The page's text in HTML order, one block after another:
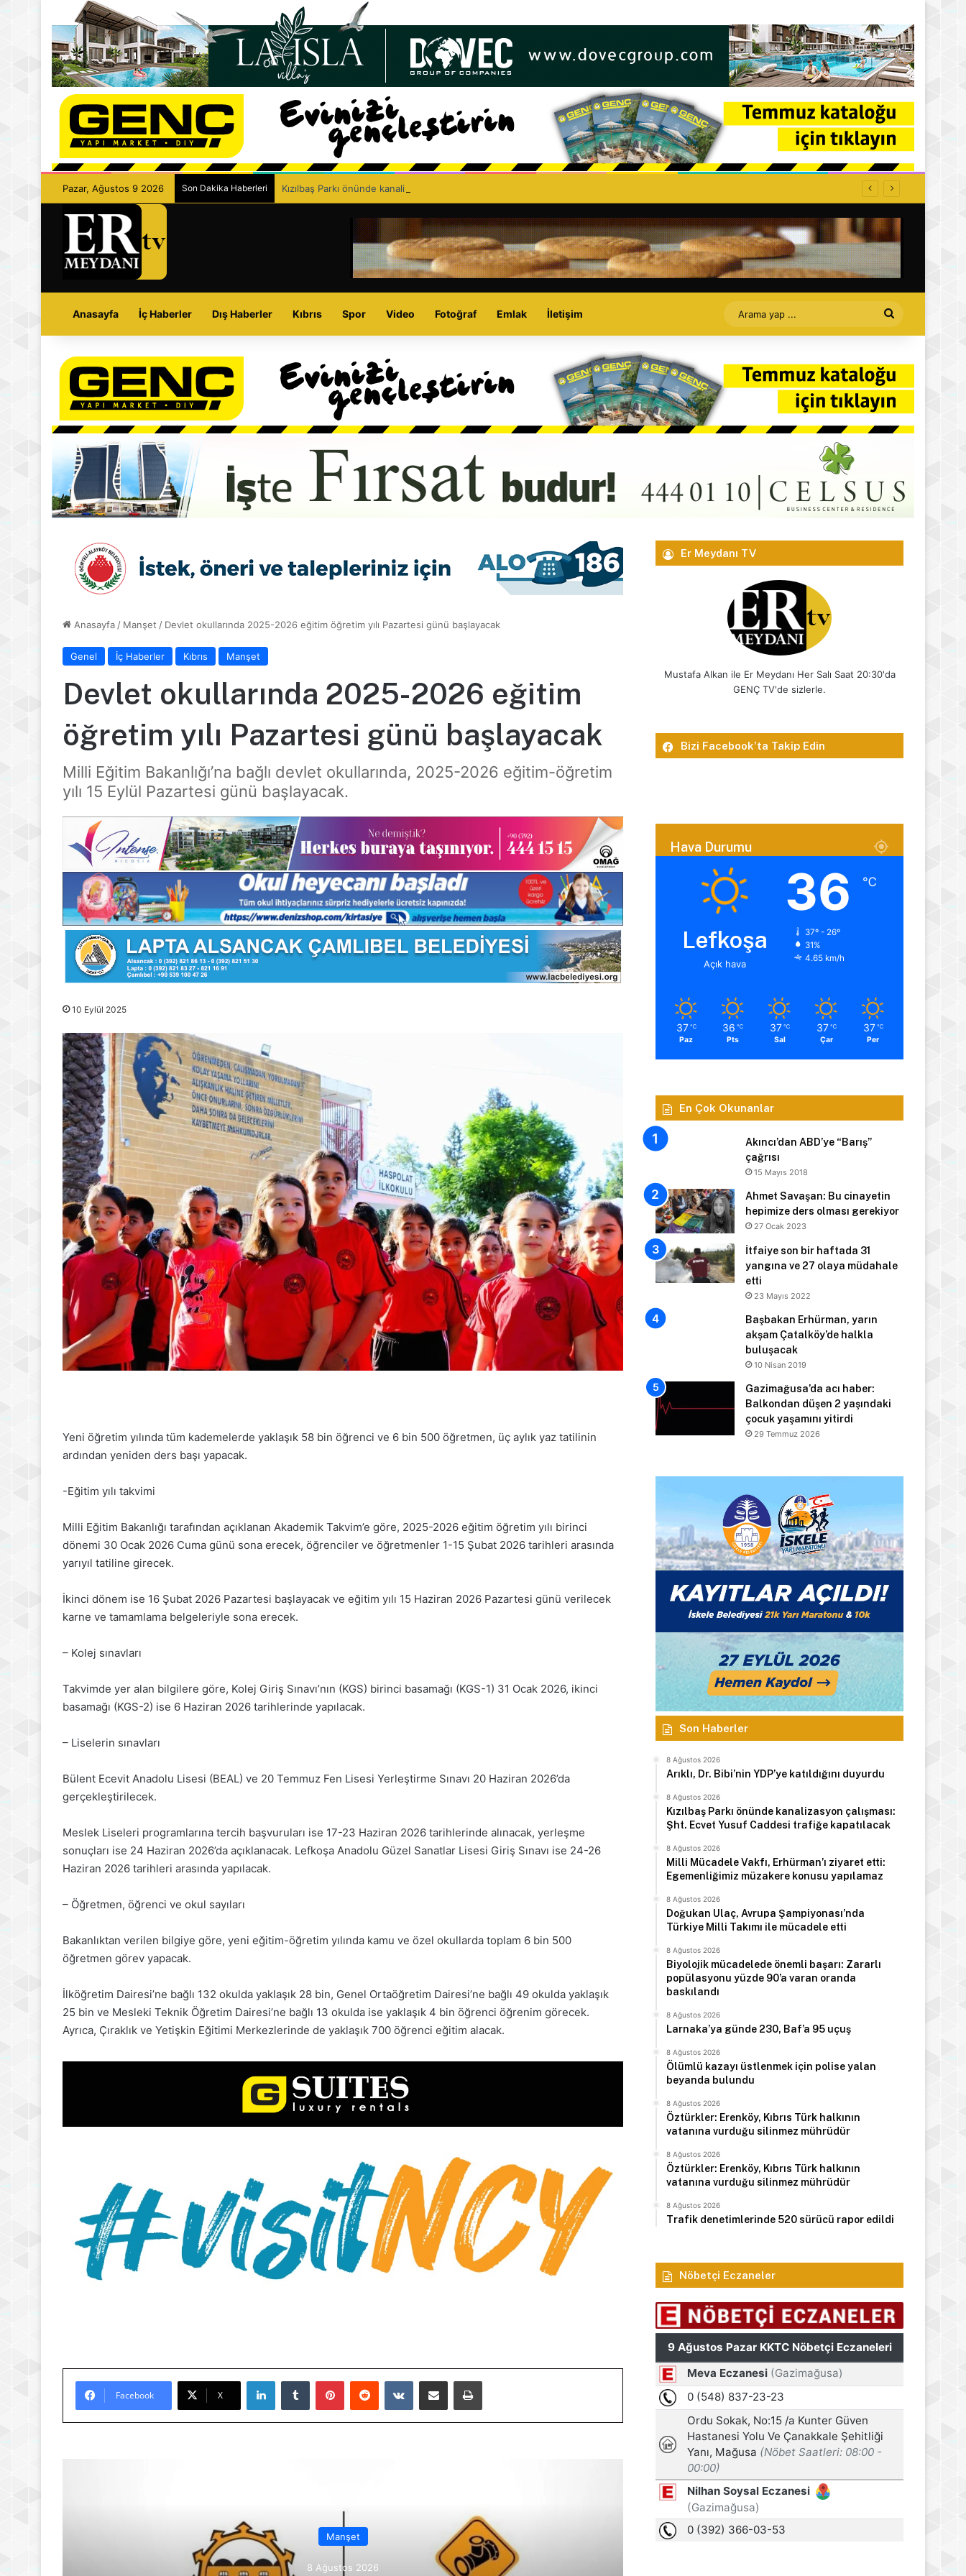
Pazar, Ağustos 9 2026 Son Dakika Haberleri Kızılbaş Parkı önünde kanalizasyon çalışması: Şht. Ecvet Yusuf Caddesi trafiğe kapatılacak
Anasayfa İç Haberler Dış Haberler Kıbrıs Spor Video Fotoğraf Emlak İletişim
Arama
yap
...
Anasayfa / Manşet / Devlet okullarında 2025-2026 eğitim öğretim yılı Pazartesi günü başlayacak
Genel İç Haberler Kıbrıs Manşet
Devlet okullarında 2025-2026 eğitim
öğretim yılı Pazartesi günü başlayacak
Milli Eğitim Bakanlığı’na bağlı devlet okullarında, 2025-2026 eğitim-öğretim
yılı 15 Eylül Pazartesi günü başlayacak.
10 Eylül 2025
Yeni öğretim yılında tüm kademelerde yaklaşık 58 bin öğrenci ve 6 bin 500 öğretmen, üç aylık yaz tatilinin
ardından yeniden ders başı yapacak.
-Eğitim yılı takvimi
Milli Eğitim Bakanlığı tarafından açıklanan Akademik Takvim’e göre, 2025-2026 eğitim öğretim yılı birinci
dönemi 30 Ocak 2026 Cuma günü sona erecek, öğrenciler ve öğretmenler 1-15 Şubat 2026 tarihleri arasında
yarıyıl tatiline girecek.
İkinci dönem ise 16 Şubat 2026 Pazartesi başlayacak ve eğitim yılı 15 Haziran 2026 Pazartesi günü verilecek
karne ve tamamlama belgeleriyle sona erecek.
– Kolej sınavları
Takvimde yer alan bilgilere göre, Kolej Giriş Sınavı’nın (KGS) birinci basamağı (KGS-1) 31 Ocak 2026, ikinci
basamağı (KGS-2) ise 6 Haziran 2026 tarihlerinde yapılacak.
– Liselerin sınavları
Bülent Ecevit Anadolu Lisesi (BEAL) ve 20 Temmuz Fen Lisesi Yerleştirme Sınavı 20 Haziran 2026’da
gerçekleştirilecek.
Meslek Liseleri programlarına tercih başvuruları ise 17-23 Haziran 2026 tarihlerinde alınacak, yerleşme
sonuçları ise 24 Haziran 2026’da açıklanacak. Lefkoşa Anadolu Güzel Sanatlar Lisesi Giriş Sınavı ise 24-26
Haziran 2026 tarihleri arasında yapılacak.
– Öğretmen, öğrenci ve okul sayıları
Bakanlıktan verilen bilgiye göre, yeni eğitim-öğretim yılında kamu ve özel okullarda toplam 6 bin 500
öğretmen görev yapacak.
İlköğretim Dairesi’ne bağlı 132 okulda yaklaşık 28 bin, Genel Ortaöğretim Dairesi’ne bağlı 49 okulda yaklaşık
25 bin ve Mesleki Teknik Öğretim Dairesi’ne bağlı 13 okulda ise yaklaşık 4 bin öğrenci öğrenim görecek.
Ayrıca, Çıraklık ve Yetişkin Eğitimi Merkezlerinde de yaklaşık 700 öğrenci eğitim alacak.
Facebook X
LinkedInTumblr PinterestReddit VKontakteE-Posta ile paylaş Yazdır
Manşet
8 Ağustos 2026
Er Meydanı TV
Mustafa Alkan ile Er Meydanı Her Salı Saat 20:30'da
GENÇ TV'de sizlerle.
Bizi Facebook’ta Takip Edin
Hava Durumu
Lefkoşa
Açık hava
36 ℃
37º - 26º
31%
4.65 km/h
37 ℃
Paz
36 ℃
Pts
37 ℃
Sal
37 ℃
Çar
37 ℃
Per
En Çok Okunanlar
Akıncı’dan ABD’ye “Barış”
çağrısı
15 Mayıs 2018
Ahmet Savaşan: Bu cinayetin
hepimize ders olması gerekiyor
27 Ocak 2023
İtfaiye son bir haftada 31
yangına ve 27 olaya müdahale
etti
23 Mayıs 2022
Başbakan Erhürman, yarın
akşam Çatalköy’de halkla
buluşacak
10 Nisan 2019
Gazimağusa’da acı haber:
Balkondan düşen 2 yaşındaki
çocuk yaşamını yitirdi
29 Temmuz 2026
Son Haberler
8 Ağustos 2026
Arıklı, Dr. Bibi’nin YDP’ye katıldığını duyurdu
8 Ağustos 2026
Kızılbaş Parkı önünde kanalizasyon çalışması:
Şht. Ecvet Yusuf Caddesi trafiğe kapatılacak
8 Ağustos 2026
Milli Mücadele Vakfı, Erhürman’ı ziyaret etti:
Egemenliğimiz müzakere konusu yapılamaz
8 Ağustos 2026
Doğukan Ulaç, Avrupa Şampiyonası’nda
Türkiye Milli Takımı ile mücadele etti
8 Ağustos 2026
Biyolojik mücadelede önemli başarı: Zararlı
popülasyonu yüzde 90’a varan oranda
baskılandı
8 Ağustos 2026
Larnaka’ya günde 230, Baf’a 95 uçuş
8 Ağustos 2026
Ölümlü kazayı üstlenmek için polise yalan
beyanda bulundu
8 Ağustos 2026
Öztürkler: Erenköy, Kıbrıs Türk halkının
vatanına vurduğu silinmez mührüdür
8 Ağustos 2026
Öztürkler: Erenköy, Kıbrıs Türk halkının
vatanına vurduğu silinmez mührüdür
8 Ağustos 2026
Trafik denetimlerinde 520 sürücü rapor edildi
Nöbetçi Eczaneler